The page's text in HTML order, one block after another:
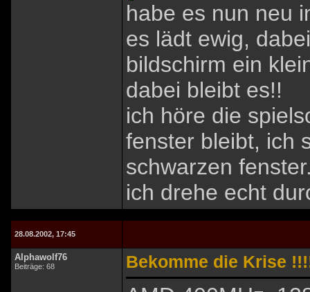
habe es nun neu
es lädt ewig,
bildschirm ein
dabei bleibt es!!
ich höre die
fenster bleibt, ich
schwarzen
ich drehe echt
28.08.2002, 17:45
Alphawolf76
Beiträge: 68 Bekomme die Krise